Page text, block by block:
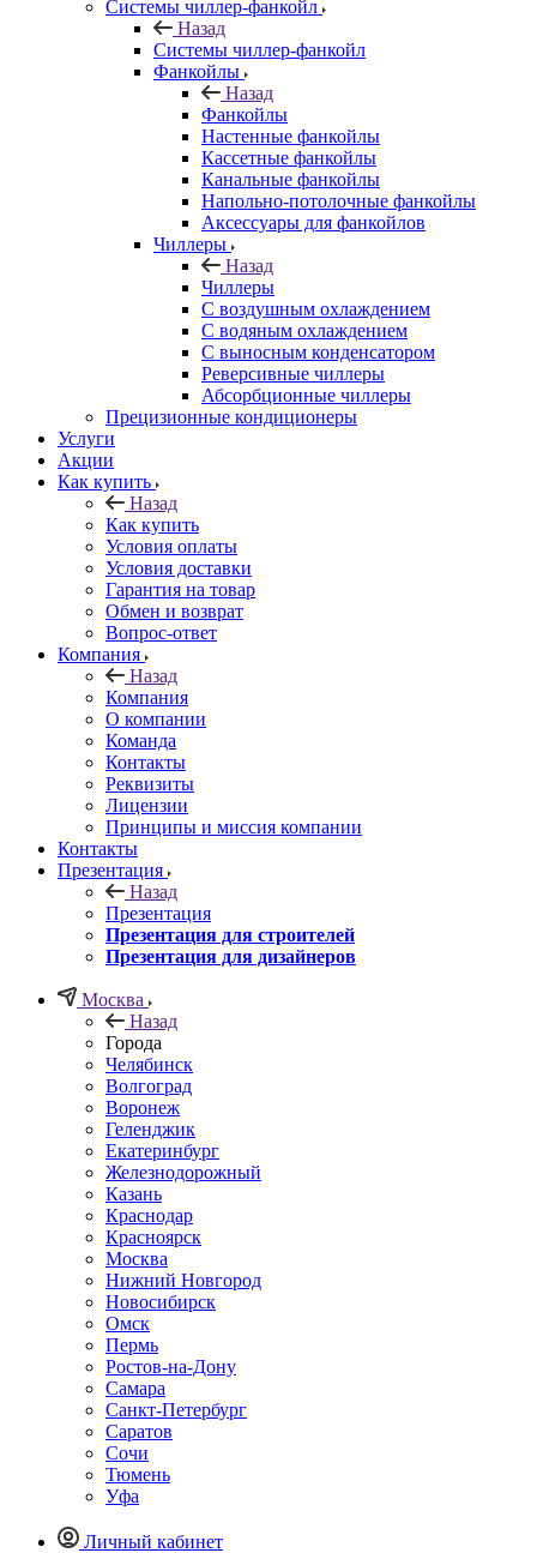
Системы чиллер-фанкойл
Назад
Системы чиллер-фанкойл
Фанкойлы
Назад
Фанкойлы
Настенные фанкойлы
Кассетные фанкойлы
Канальные фанкойлы
Напольно-потолочные фанкойлы
Аксессуары для фанкойлов
Чиллеры
Назад
Чиллеры
С воздушным охлаждением
С водяным охлаждением
С выносным конденсатором
Реверсивные чиллеры
Абсорбционные чиллеры
Прецизионные кондиционеры
Услуги
Акции
Как купить
Назад
Как купить
Условия оплаты
Условия доставки
Гарантия на товар
Обмен и возврат
Вопрос-ответ
Компания
Назад
Компания
О компании
Команда
Контакты
Реквизиты
Лицензии
Принципы и миссия компании
Контакты
Презентация
Назад
Презентация
Презентация для строителей
Презентация для дизайнеров
Москва
Назад
Города
Челябинск
Волгоград
Воронеж
Геленджик
Екатеринбург
Железнодорожный
Казань
Краснодар
Красноярск
Москва
Нижний Новгород
Новосибирск
Омск
Пермь
Ростов-на-Дону
Самара
Санкт-Петербург
Саратов
Сочи
Тюмень
Уфа
Личный кабинет